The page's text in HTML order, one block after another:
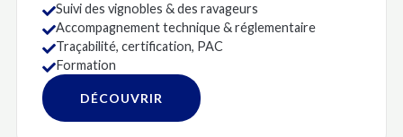
Suivi des vignobles & des ravageurs
Accompagnement technique & réglementaire
Traçabilité, certification, PAC
Formation
DÉCOUVRIR